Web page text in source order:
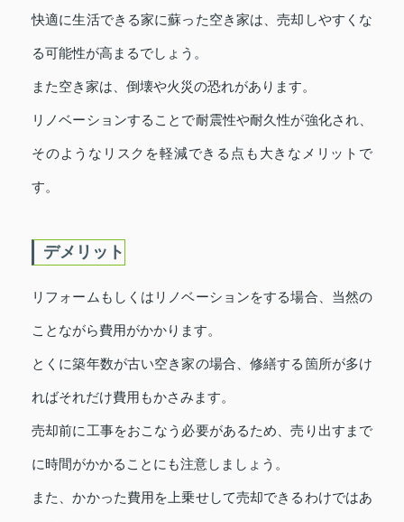
快適に生活できる家に蘇った空き家は、売却しやすくな
る可能性が高まるでしょう。
また空き家は、倒壊や火災の恐れがあります。
リノベーションすることで耐震性や耐久性が強化され、
そのようなリスクを軽減できる点も大きなメリットで
す。
デメリット
リフォームもしくはリノベーションをする場合、当然の
ことながら費用がかかります。
とくに築年数が古い空き家の場合、修繕する箇所が多け
ればそれだけ費用もかさみます。
売却前に工事をおこなう必要があるため、売り出すまで
に時間がかかることにも注意しましょう。
また、かかった費用を上乗せして売却できるわけではあ